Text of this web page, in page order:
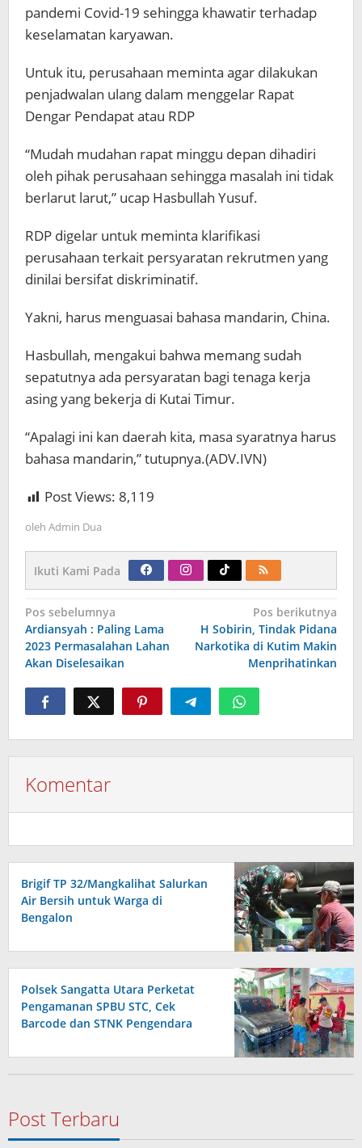
pandemi Covid-19 sehingga khawatir terhadap
keselamatan karyawan.
Untuk itu, perusahaan meminta agar dilakukan
penjadwalan ulang dalam menggelar Rapat
Dengar Pendapat atau RDP
“Mudah mudahan rapat minggu depan dihadiri
oleh pihak perusahaan sehingga masalah ini tidak
berlarut larut,” ucap Hasbullah Yusuf.
RDP digelar untuk meminta klarifikasi
perusahaan terkait persyaratan rekrutmen yang
dinilai bersifat diskriminatif.
Yakni, harus menguasai bahasa mandarin, China.
Hasbullah, mengakui bahwa memang sudah
sepatutnya ada persyaratan bagi tenaga kerja
asing yang bekerja di Kutai Timur.
“Apalagi ini kan daerah kita, masa syaratnya harus
bahasa mandarin,” tutupnya.(ADV.IVN)
Post Views: 8,119
oleh Admin Dua
Ikuti Kami Pada
Navigasi
pos
Pos sebelumnya
Ardiansyah : Paling Lama
2023 Permasalahan Lahan
Akan Diselesaikan
Pos berikutnya
H Sobirin, Tindak Pidana
Narkotika di Kutim Makin
Menprihatinkan
Komentar
Brigif TP 32/Mangkalihat Salurkan
Air Bersih untuk Warga di
Bengalon
Polsek Sangatta Utara Perketat
Pengamanan SPBU STC, Cek
Barcode dan STNK Pengendara
Post Terbaru